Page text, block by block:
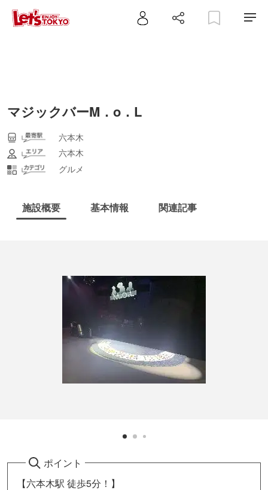
マジックバーM．o．L
六本木
六本木
グルメ
施設概要 基本情報 関連記事
ポイント
【六本木駅 徒歩5分！】